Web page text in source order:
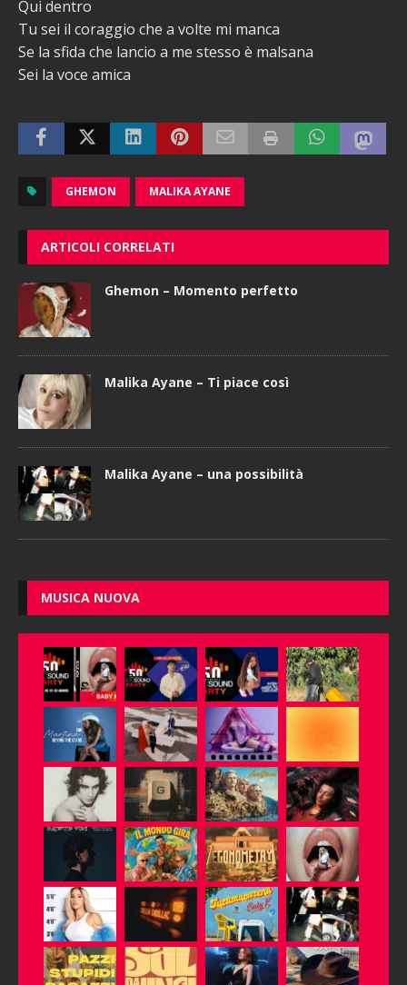
Qui dentro
Tu sei il coraggio che a volte mi manca
Se la sfida che lancio a me stesso è malsana
Sei la voce amica
GHEMON MALIKA AYANE
ARTICOLI CORRELATI
Ghemon – Momento perfetto
Malika Ayane – Ti piace così
Malika Ayane – una possibilità
MUSICA NUOVA